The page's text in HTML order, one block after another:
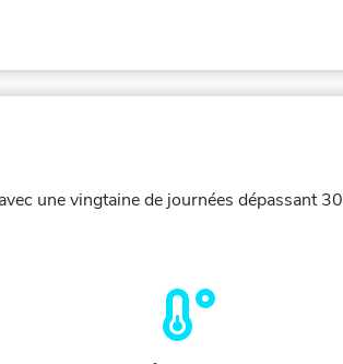
une vingtaine de journées dépassant 30